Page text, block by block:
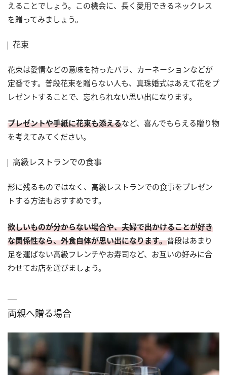
えることでしょう。この機会に、長く愛用できるネックレス
を贈ってみましょう。
花束
花束は愛情などの意味を持ったバラ、カーネーションなどが
定番です。普段花束を贈らない人も、真珠婚式はあえて花をプ
レゼントすることで、忘れられない思い出になります。
プレゼントや手紙に花束も添えるなど、喜んでもらえる贈り物
を考えてみてください。
高級レストランでの食事
形に残るものではなく、高級レストランでの食事をプレゼン
トする方法もおすすめです。
欲しいものが分からない場合や、夫婦で出かけることが好き
な関係性なら、外食自体が思い出になります。普段はあまり
足を運ばない高級フレンチやお寿司など、お互いの好みに合
わせてお店を選びましょう。
両親へ贈る場合